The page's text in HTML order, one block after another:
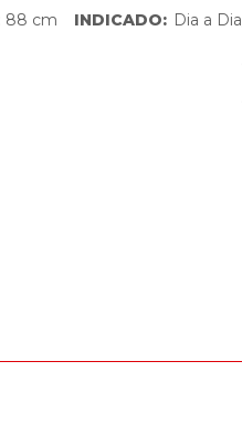
88 cm
INDICADO: Dia a Dia